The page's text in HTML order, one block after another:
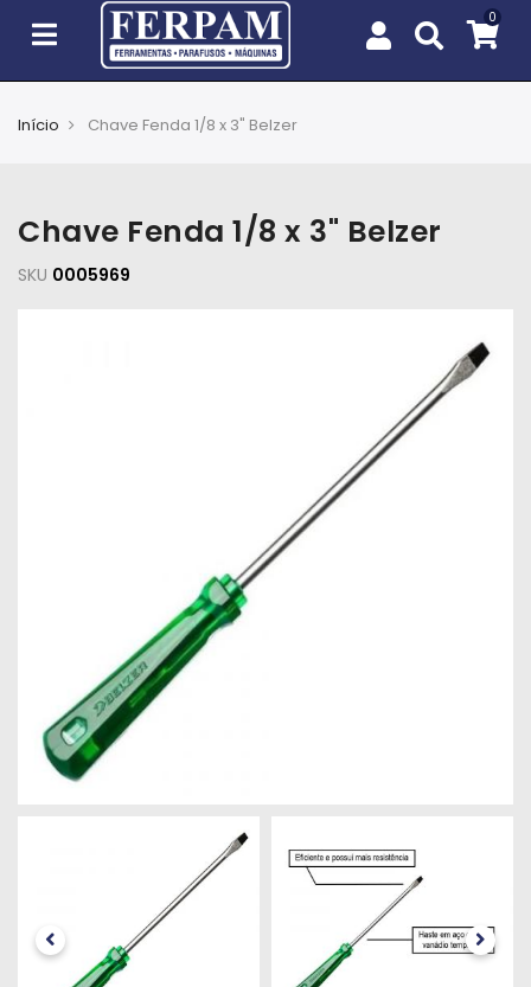
e
Jardim
Construção
Materiais
Elétricos
Pneumáticos
Tintas
Início Chave Fenda 1/8 x 3" Belzer
Chave Fenda 1/8 x 3" Belzer
SKU 0005969